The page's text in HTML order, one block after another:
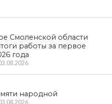
Смоленской области
работы за первое
года
народной